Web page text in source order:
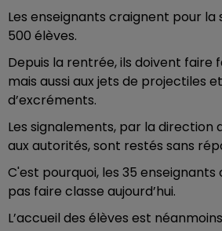
Les enseignants craignent pour la
500 élèves.
Depuis la rentrée, ils doivent faire
mais aussi aux jets de projectiles
d’excréments.
Les signalements, par la direction
aux autorités, sont restés sans
C'est pourquoi, les 35
pas faire classe aujourd’hui.
L’accueil des élèves est